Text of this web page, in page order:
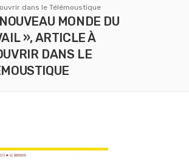
dans le Télémoustique
MONDE DU
», ARTICLE À
DANS LE